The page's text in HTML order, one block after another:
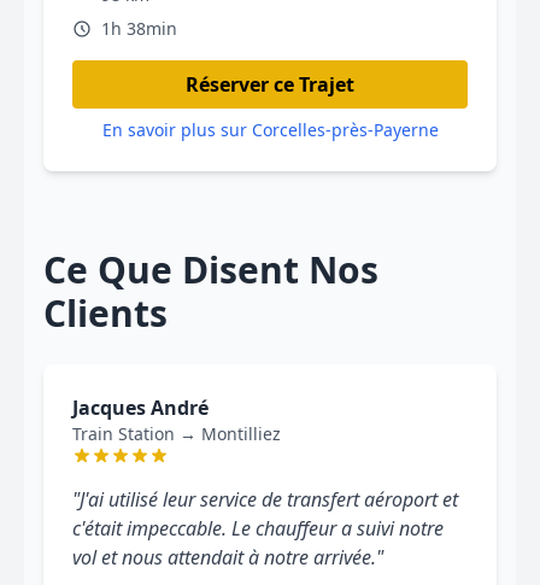
1h 38min
Réserver ce Trajet
En savoir plus sur Corcelles-près-Payerne
Ce Que Disent Nos
Clients
Jacques André
Train Station → Montilliez
"J'ai utilisé leur service de transfert aéroport et
c'était impeccable. Le chauffeur a suivi notre
vol et nous attendait à notre arrivée."